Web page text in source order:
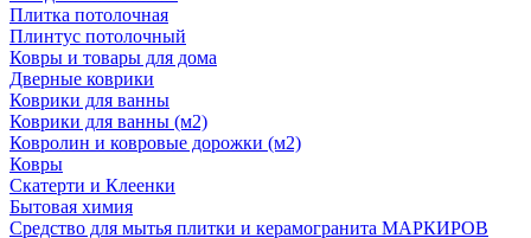
Плитка потолочная
Плинтус потолочный
Ковры и товары для дома
Дверные коврики
Коврики для ванны
Коврики для ванны (м2)
Ковролин и ковровые дорожки (м2)
Ковры
Скатерти и Клеенки
Бытовая химия
Средство для мытья плитки и керамогранита МАРКИРОВ